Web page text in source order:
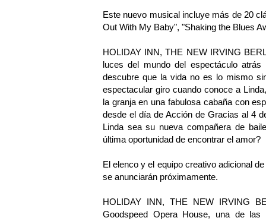
Este nuevo musical incluye más de 20
Out With My Baby", "Shaking the Blues
HOLIDAY INN, THE NEW IRVING
luces del mundo del espectáculo
descubre que la vida no es lo mismo
espectacular giro cuando conoce a
la granja en una fabulosa cabaña con
desde el día de Acción de Gracias al 4
Linda sea su nueva compañera de
última oportunidad de encontrar el amor?
El elenco y el equipo creativo adicional
se anunciarán próximamente.
HOLIDAY INN, THE NEW IRVING
Goodspeed Opera House, una de las